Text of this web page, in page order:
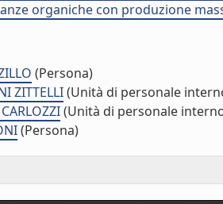
organiche con produzione
(Persona)
ZITTELLI(Unità di personale
(Unità di personale
(Persona)